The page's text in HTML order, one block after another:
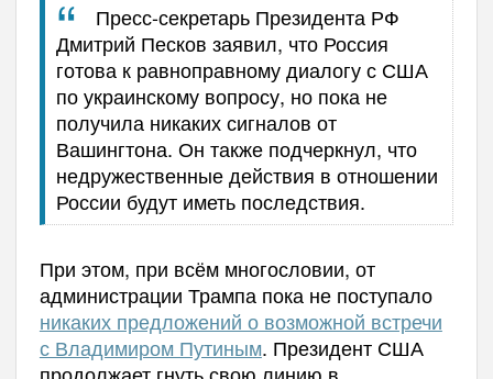
Пресс-секретарь Президента РФ
Дмитрий Песков заявил, что Россия
готова к равноправному диалогу с США
по украинскому вопросу, но пока не
получила никаких сигналов от
Вашингтона. Он также подчеркнул, что
недружественные действия в отношении
России будут иметь последствия.
При этом, при всём многословии, от
администрации Трампа пока не поступало
никаких предложений о возможной встречи
с Владимиром Путиным. Президент США
продолжает гнуть свою линию в